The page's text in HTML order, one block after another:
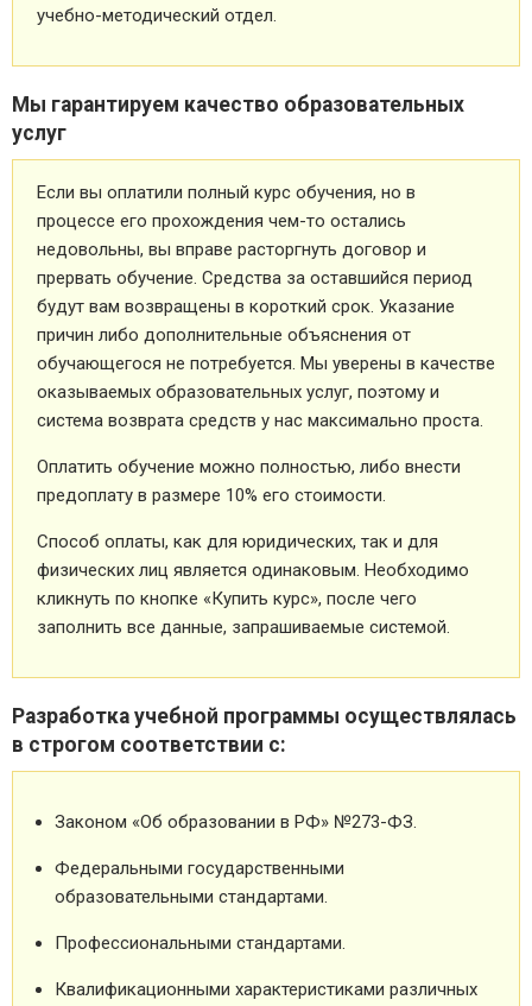
учебно-методический отдел.
Мы гарантируем качество образовательных
услуг
Если вы оплатили полный курс обучения, но в
процессе его прохождения чем-то остались
недовольны, вы вправе расторгнуть договор и
прервать обучение. Средства за оставшийся период
будут вам возвращены в короткий срок. Указание
причин либо дополнительные объяснения от
обучающегося не потребуется. Мы уверены в качестве
оказываемых образовательных услуг, поэтому и
система возврата средств у нас максимально проста.
Оплатить обучение можно полностью, либо внести
предоплату в размере 10% его стоимости.
Способ оплаты, как для юридических, так и для
физических лиц является одинаковым. Необходимо
кликнуть по кнопке «Купить курс», после чего
заполнить все данные, запрашиваемые системой.
Разработка учебной программы осуществлялась
в строгом соответствии с:
Законом «Об образовании в РФ» №273-ФЗ.
Федеральными государственными
образовательными стандартами.
Профессиональными стандартами.
Квалификационными характеристиками различных